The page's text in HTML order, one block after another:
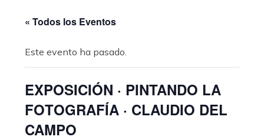
« Todos los Eventos
Este evento ha pasado.
EXPOSICIÓN · PINTANDO LA
FOTOGRAFÍA · CLAUDIO DEL
CAMPO